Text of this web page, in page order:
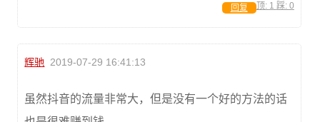
顶: 1 踩: 0
回复
辉驰 2019-07-29 16:41:13
虽然抖音的流量非常大，但是没有一个好的方法的话